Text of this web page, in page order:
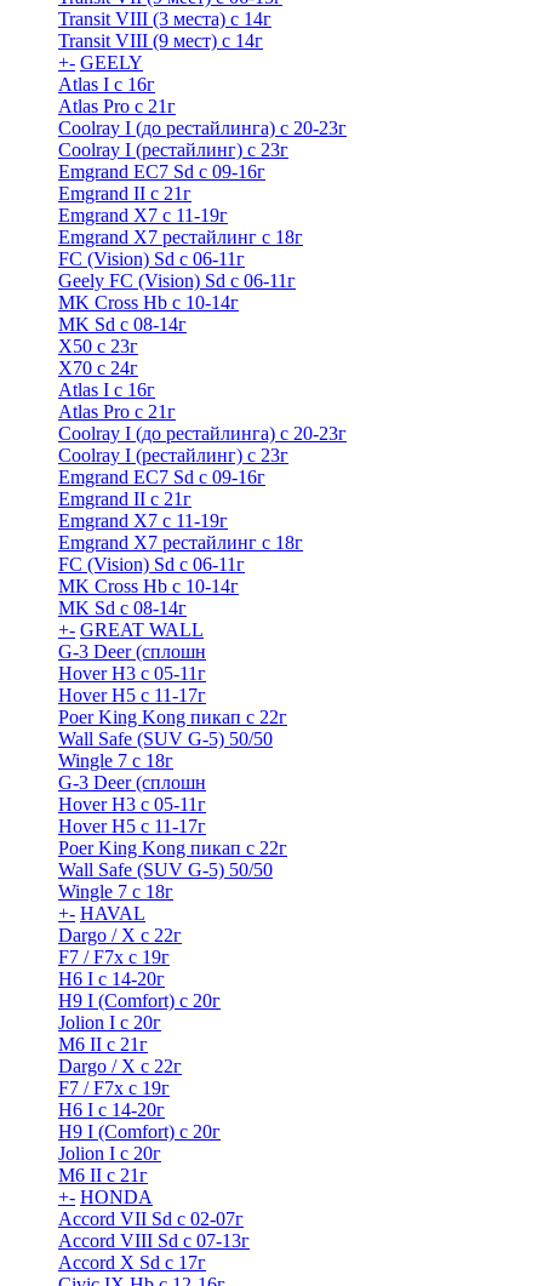
Transit VIII (3 места) с 14г
Transit VIII (9 мест) с 14г
+- GEELY
Atlas I c 16г
Atlas Pro с 21г
Coolray I (до рестайлинга) с 20-23г
Coolray I (рестайлинг) с 23г
Emgrand EC7 Sd c 09-16г
Emgrand II с 21г
Emgrand X7 c 11-19г
Emgrand X7 рестайлинг c 18г
FC (Vision) Sd c 06-11г
Geely FC (Vision) Sd c 06-11г
MK Cross Hb с 10-14г
MK Sd с 08-14г
X50 с 23г
X70 с 24г
Atlas I c 16г
Atlas Pro с 21г
Coolray I (до рестайлинга) с 20-23г
Coolray I (рестайлинг) с 23г
Emgrand EC7 Sd c 09-16г
Emgrand II с 21г
Emgrand X7 c 11-19г
Emgrand X7 рестайлинг c 18г
FC (Vision) Sd c 06-11г
MK Cross Hb с 10-14г
MK Sd с 08-14г
+- GREAT WALL
G-3 Deer (сплошн
Hover H3 с 05-11г
Hover H5 с 11-17г
Poer King Kong пикап с 22г
Wall Safe (SUV G-5) 50/50
Wingle 7 с 18г
G-3 Deer (сплошн
Hover H3 с 05-11г
Hover H5 с 11-17г
Poer King Kong пикап с 22г
Wall Safe (SUV G-5) 50/50
Wingle 7 с 18г
+- HAVAL
Dargo / Х с 22г
F7 / F7x с 19г
H6 I с 14-20г
H9 I (Comfort) с 20г
Jolion I с 20г
M6 II с 21г
Dargo / Х с 22г
F7 / F7x с 19г
H6 I с 14-20г
H9 I (Comfort) с 20г
Jolion I с 20г
M6 II с 21г
+- HONDA
Accord VII Sd с 02-07г
Accord VIII Sd с 07-13г
Accord X Sd с 17г